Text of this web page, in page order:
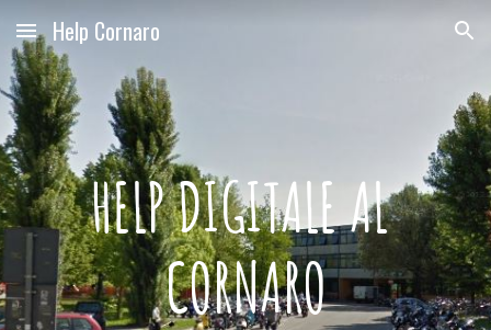
Skip to main content Skip to navigation
Help Cornaro
HELP DIGITALE AL
CORNARO